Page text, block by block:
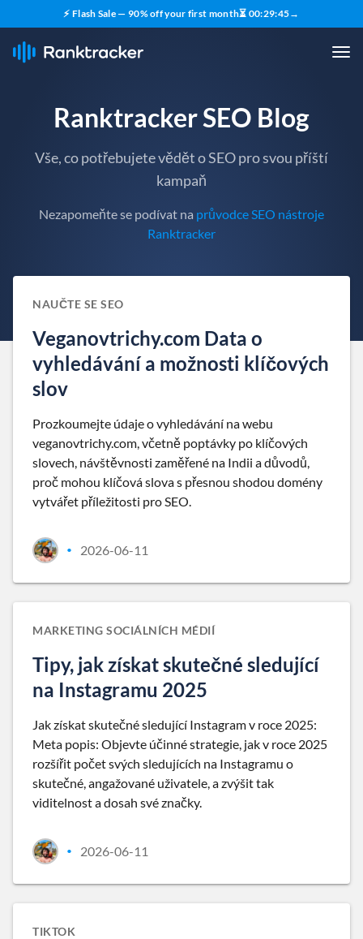
⚡ Flash Sale — 90% off your first month⏳ 00:29:44→
Ranktracker SEO Blog
Vše, co potřebujete vědět o SEO pro svou příští
kampaň
Nezapomeňte se podívat na průvodce SEO nástroje
Ranktracker
NAUČTE SE SEO
Veganovtrichy.com Data o
vyhledávání a možnosti klíčových
slov
Prozkoumejte údaje o vyhledávání na webu
veganovtrichy.com, včetně poptávky po klíčových
slovech, návštěvnosti zaměřené na Indii a důvodů,
proč mohou klíčová slova s přesnou shodou domény
vytvářet příležitosti pro SEO.
• 2026-06-11
MARKETING SOCIÁLNÍCH MÉDIÍ
Tipy, jak získat skutečné sledující
na Instagramu 2025
Jak získat skutečné sledující Instagram v roce 2025:
Meta popis: Objevte účinné strategie, jak v roce 2025
rozšířit počet svých sledujících na Instagramu o
skutečné, angažované uživatele, a zvýšit tak
viditelnost a dosah své značky.
• 2026-06-11
TIKTOK